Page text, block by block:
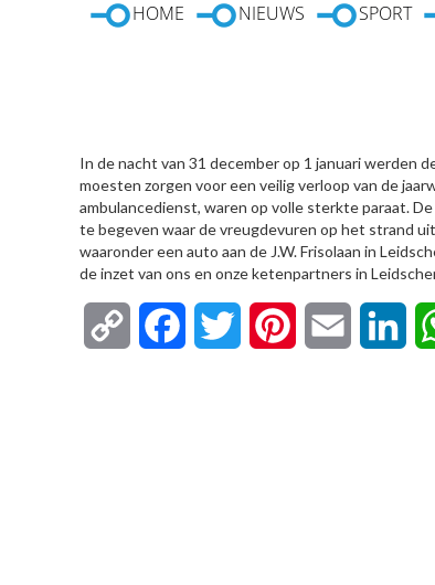
HOME NIEUWS SPORT
In de nacht van 31 december op 1 januari werden
moesten zorgen voor een veilig verloop van de
ambulancedienst, waren op volle sterkte paraat.
te begeven waar de vreugdevuren op het strand
waaronder een auto aan de J.W. Frisolaan in
de inzet van ons en onze ketenpartners in
Copy FacebookTwitter Pinterest Email